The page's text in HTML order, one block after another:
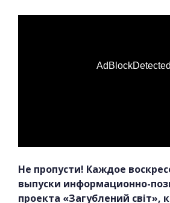
Не пропусти! Каждое
выпуски информационно-
проекта «Загублений світ»,